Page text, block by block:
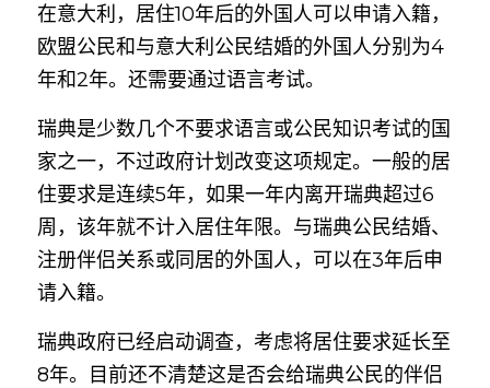
在意大利，居住10年后的外国人可以申请入籍，
欧盟公民和与意大利公民结婚的外国人分别为4
年和2年。还需要通过语言考试。
瑞典是少数几个不要求语言或公民知识考试的国
家之一，不过政府计划改变这项规定。一般的居
住要求是连续5年，如果一年内离开瑞典超过6
周，该年就不计入居住年限。与瑞典公民结婚、
注册伴侣关系或同居的外国人，可以在3年后申
请入籍。
瑞典政府已经启动调查，考虑将居住要求延长至
8年。目前还不清楚这是否会给瑞典公民的伴侣